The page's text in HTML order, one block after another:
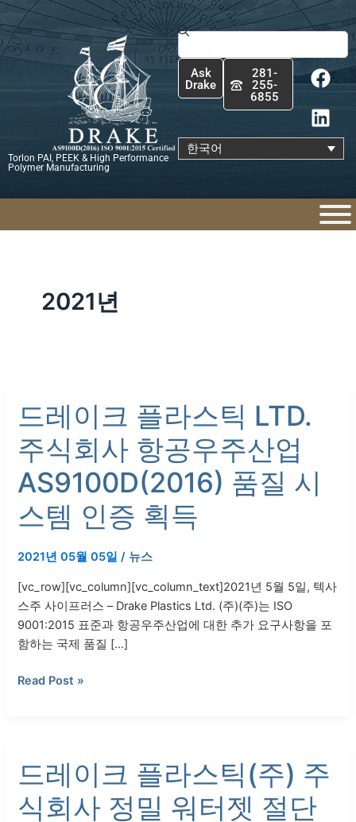
콘
텐
츠
Torlon PAI, PEEK & High Performance
Polymer Manufacturing
Search
Ask
Drake
281-
255-
6855
F
a
c
e
b
o
k
L
i
n
k
e
d
n
한국어
2021년
드레이크 플라스틱 LTD.
주식회사 항공우주산업
AS9100D(2016) 품질 시
스템 인증 획득
2021년 05월 05일/ 뉴스
[vc_row][vc_column][vc_column_text]2021년 5월 5일, 텍사
스주 사이프러스 – Drake Plastics Ltd. (주)(주)는 ISO
9001:2015 표준과 항공우주산업에 대한 추가 요구사항을 포
함하는 국제 품질 […]
레
이
크
라
틱
주
식
회
사
항
우
품
시
Read Post »
드레이크 플라스틱(주) 주
식회사 정밀 워터젯 절단
레
이
크